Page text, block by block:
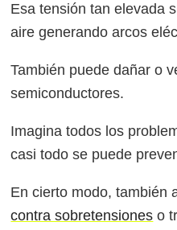
Esa tensión tan elevada
aire generando arcos
También puede dañar o
semiconductores.
Imagina todos los
casi todo se puede
En cierto modo, también
contra sobretensiones o